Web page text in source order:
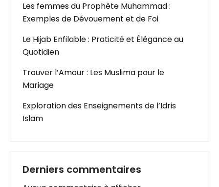
Les femmes du Prophète Muhammad :
Exemples de Dévouement et de Foi
Le Hijab Enfilable : Praticité et Élégance au
Quotidien
Trouver l’Amour : Les Muslima pour le
Mariage
Exploration des Enseignements de l’Idris
Islam
Derniers commentaires